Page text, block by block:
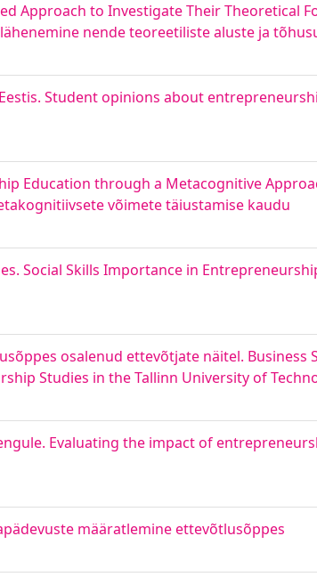
Approach to Investigate Their Theoretical
nende teoreetiliste aluste ja
Student opinions about
Education through a Metacognitive
võimete täiustamise kaudu
Social Skills Importance in
osalenud ettevõtjate näitel. Business
Studies in the Tallinn University of
Evaluating the impact of
määratlemine ettevõtlusõppes